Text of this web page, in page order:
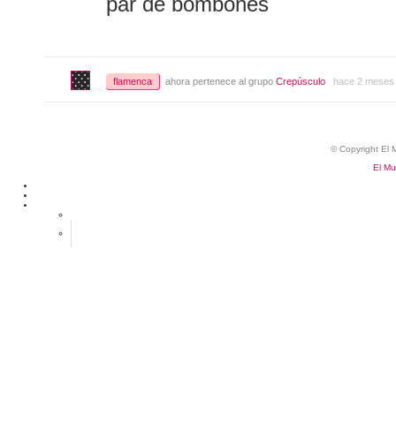
flamenca ahora pertenece al grupo Crepúsculo hace 2 meses
© Copyright El
El